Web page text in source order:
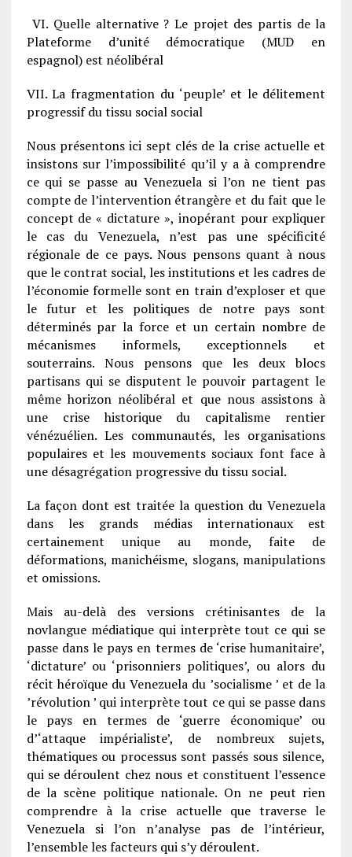
VI. Quelle alternative ? Le projet des partis de la
Plateforme d’unité démocratique (MUD en
espagnol) est néolibéral
VII. La fragmentation du ‘peuple’ et le délitement
progressif du tissu social social
Nous présentons ici sept clés de la crise actuelle et
insistons sur l’impossibilité qu’il y a à comprendre
ce qui se passe au Venezuela si l’on ne tient pas
compte de l’intervention étrangère et du fait que le
concept de « dictature », inopérant pour expliquer
le cas du Venezuela, n’est pas une spécificité
régionale de ce pays. Nous pensons quant à nous
que le contrat social, les institutions et les cadres de
l’économie formelle sont en train d’exploser et que
le futur et les politiques de notre pays sont
déterminés par la force et un certain nombre de
mécanismes informels, exceptionnels et
souterrains. Nous pensons que les deux blocs
partisans qui se disputent le pouvoir partagent le
même horizon néolibéral et que nous assistons à
une crise historique du capitalisme rentier
vénézuélien. Les communautés, les organisations
populaires et les mouvements sociaux font face à
une désagrégation progressive du tissu social.
La façon dont est traitée la question du Venezuela
dans les grands médias internationaux est
certainement unique au monde, faite de
déformations, manichéisme, slogans, manipulations
et omissions.
Mais au-delà des versions crétinisantes de la
novlangue médiatique qui interprète tout ce qui se
passe dans le pays en termes de ‘crise humanitaire’,
‘dictature’ ou ‘prisonniers politiques’, ou alors du
récit héroïque du Venezuela du ’socialisme ’ et de la
’révolution ’ qui interprète tout ce qui se passe dans
le pays en termes de ‘guerre économique’ ou
d’‘attaque impérialiste’, de nombreux sujets,
thématiques ou processus sont passés sous silence,
qui se déroulent chez nous et constituent l’essence
de la scène politique nationale. On ne peut rien
comprendre à la crise actuelle que traverse le
Venezuela si l’on n’analyse pas de l’intérieur,
l’ensemble les facteurs qui s’y déroulent.